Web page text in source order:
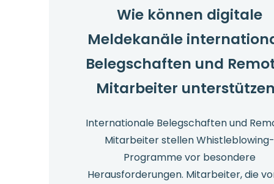
skalieren?
Wie können digitale
Meldekanäle
Belegschaften und
Mitarbeiter
Internationale Belegschaften und
Mitarbeiter stellen Whistleblowing-
Programme vor besondere
Herausforderungen. Mitarbeiter, die